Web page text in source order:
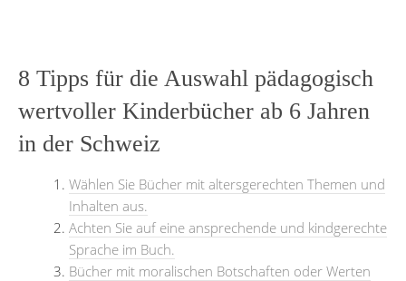
8 Tipps für die Auswahl pädagogisch
wertvoller Kinderbücher ab 6 Jahren
in der Schweiz
Wählen Sie Bücher mit altersgerechten Themen und
Inhalten aus.
Achten Sie auf eine ansprechende und kindgerechte
Sprache im Buch.
Bücher mit moralischen Botschaften oder Werten